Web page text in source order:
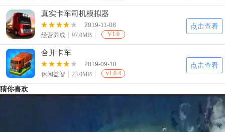
真实卡车司机模拟器
2019-11-08
经营养成
97.0MB V1.0
点击查看
合并卡车
2019-09-18
休闲益智
23.0MB v1.0.4
点击查看
猜你喜欢